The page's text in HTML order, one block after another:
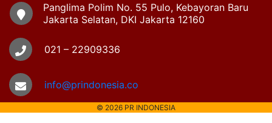
Panglima Polim No. 55 Pulo, Kebayoran Baru
Jakarta Selatan, DKI Jakarta 12160
021 – 22909336
info@prindonesia.co
© 2026 PR INDONESIA